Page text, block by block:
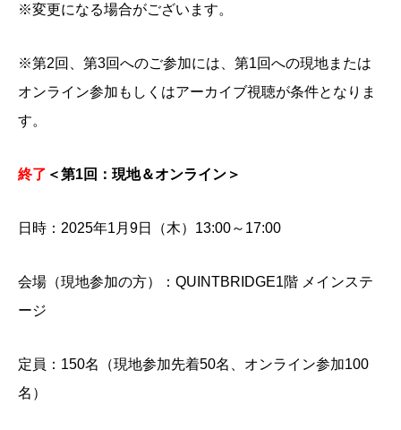
※変更になる場合がございます。
※第2回、第3回へのご参加には、第1回への現地または
オンライン参加もしくはアーカイブ視聴が条件となりま
す。
終了 ＜第1回：現地＆オンライン＞
日時：2025年1月9日（木）13:00～17:00
会場（現地参加の方）：QUINTBRIDGE1階 メインステ
ージ
定員：150名（現地参加先着50名、オンライン参加100
名）